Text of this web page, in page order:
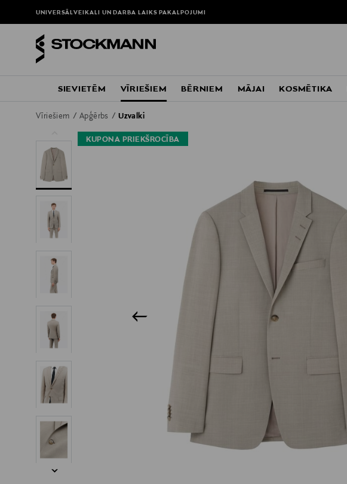
UNIVERSĀLVEIKALI UN DARBA LAIKSPAKALPOJUMI
SIEVIETĒM VĪRIEŠIEM BĒRNIEM MĀJAI KOSMĒTIKA
Vīriešiem Apģērbs Uzvalki
KUPONA PRIEKŠROCĪBA